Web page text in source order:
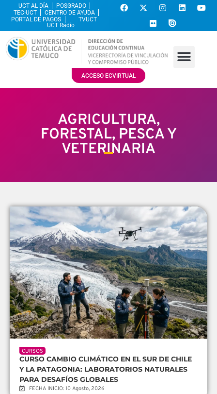
UCT AL DÍA
POSGRADO
TEC-UCT
CENTRO DE AYUDA
PORTAL DE PAGOS
TVUCT
UCT Radio
ACCESO ECVIRTUAL
AGRICULTURA,
FORESTAL, PESCA Y
VETERINARIA
CURSOS
CURSO CAMBIO CLIMÁTICO EN EL SUR DE CHILE
Y LA PATAGONIA: LABORATORIOS NATURALES
PARA DESAFÍOS GLOBALES
FECHA INICIO: 10 Agosto, 2026